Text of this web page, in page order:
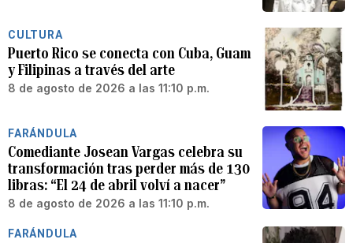
CULTURA
Puerto Rico se conecta con Cuba, Guam
y Filipinas a través del arte
8 de agosto de 2026 a las 11:10 p.m.
FARÁNDULA
Comediante Josean Vargas celebra su
transformación tras perder más de 130
libras: “El 24 de abril volví a nacer”
8 de agosto de 2026 a las 11:10 p.m.
FARÁNDULA